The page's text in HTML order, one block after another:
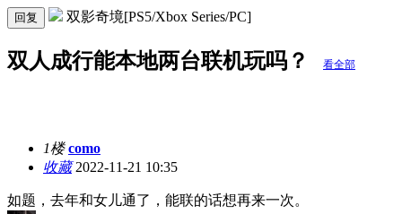
回复 双影奇境[PS5/Xbox Series/PC]
双人成行能本地两台联机玩吗？ 看全部
1楼 como
收藏2022-11-21 10:35
如题，去年和女儿通了，能联的话想再来一次。